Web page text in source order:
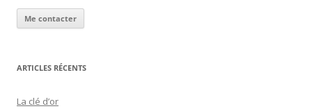
Me contacter
ARTICLES RÉCENTS
La clé d’or